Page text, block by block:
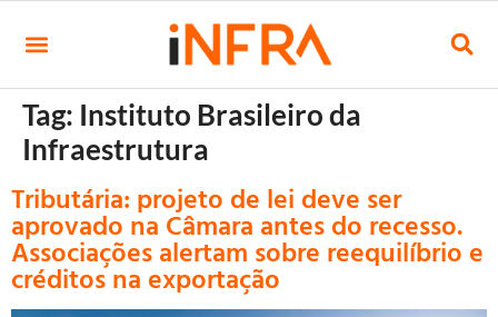
Tag: Instituto Brasileiro da
Infraestrutura
Tributária: projeto de lei deve ser
aprovado na Câmara antes do recesso.
Associações alertam sobre reequilíbrio e
créditos na exportação